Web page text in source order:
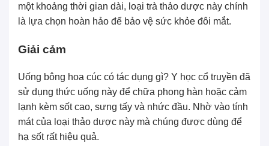
một khoảng thời gian dài, loại trà thảo dược này chính
là lựa chọn hoàn hảo để bảo vệ sức khỏe đôi mắt.
Giải cảm
Uống bông hoa cúc có tác dụng gì? Y học cổ truyền đã
sử dụng thức uống này để chữa phong hàn hoặc cảm
lạnh kèm sốt cao, sưng tấy và nhức đầu. Nhờ vào tính
mát của loại thảo dược này mà chúng được dùng để
hạ sốt rất hiệu quả.